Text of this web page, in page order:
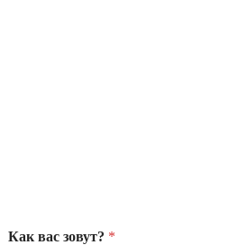
Как вас зовут? *